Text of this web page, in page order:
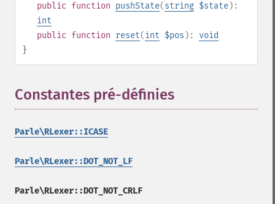
public function pushState(string $state):
int
public function reset(int $pos ): void
}
Constantes pré-définies
Parle\RLexer::ICASE
Parle\RLexer::DOT_NOT_LF
Parle\RLexer::DOT_NOT_CRLF